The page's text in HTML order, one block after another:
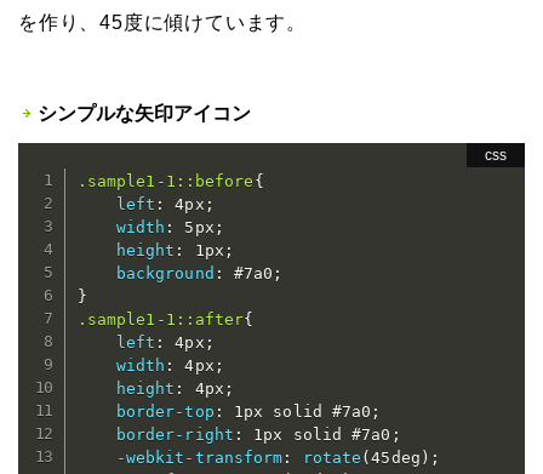
を作り、45度に傾けています。
シンプルな矢印アイコン
.sample1-1::before {
left : 4px ;
width : 5px ;
height : 1px ;
background : #7a0 ;
}
.sample1-1::after{
left : 4px ;
width : 4px ;
height : 4px ;
border-top : 1px solid #7a0 ;
border-right : 1px solid #7a0 ;
-webkit-transform : rotate (45deg ) ;